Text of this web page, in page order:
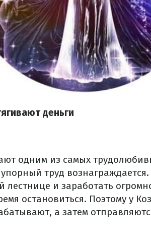
деньги
одним из самых
труд
лестнице и заработать
остановиться. Поэтому у
а затем